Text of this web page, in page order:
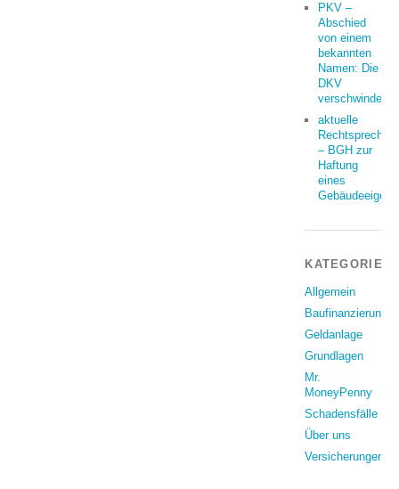
PKV –
Abschied
von einem
bekannten
Namen: Die
DKV
verschwindet
aktuelle
– BGH zur
Haftung
eines
KATEGORIEN
Allgemein
Baufinanzierung
Geldanlage
Grundlagen
Mr.
MoneyPenny
Schadensfälle
Über uns
Versicherungen